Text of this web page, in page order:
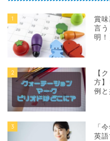
1
賞
言
明！
2
【
方
例と
3
「
英